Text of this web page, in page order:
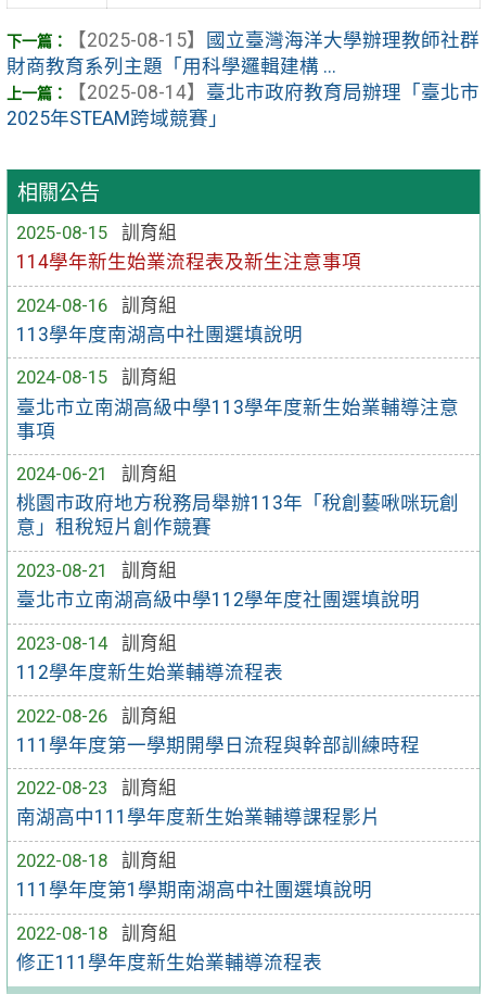
相關公告
2025-08-15
訓育組
114學年新生始業流程表及新生注意事項
2024-08-16
訓育組
113學年度南湖高中社團選填說明
2024-08-15
訓育組
臺北市立南湖高級中學113學年度新生始業輔導注意
事項
2024-06-21
訓育組
桃園市政府地方稅務局舉辦113年「稅創藝啾咪玩創
意」租稅短片創作競賽
2023-08-21
訓育組
臺北市立南湖高級中學112學年度社團選填說明
2023-08-14
訓育組
112學年度新生始業輔導流程表
2022-08-26
訓育組
111學年度第一學期開學日流程與幹部訓練時程
2022-08-23
訓育組
南湖高中111學年度新生始業輔導課程影片
2022-08-18
訓育組
111學年度第1學期南湖高中社團選填說明
2022-08-18
訓育組
修正111學年度新生始業輔導流程表
【2025-08-15】
國立臺灣海洋大學辦理教師社群
財商教育系列主題「用科學邏輯建構 ...
【2025-08-14】 臺北市政府教育局辦理「臺北市
2025年STEAM跨域競賽」